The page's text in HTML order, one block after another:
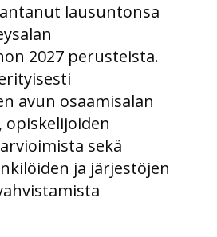
lausuntonsa
2027 perusteista.
avun osaamisalan
sekä
ja järjestöjen